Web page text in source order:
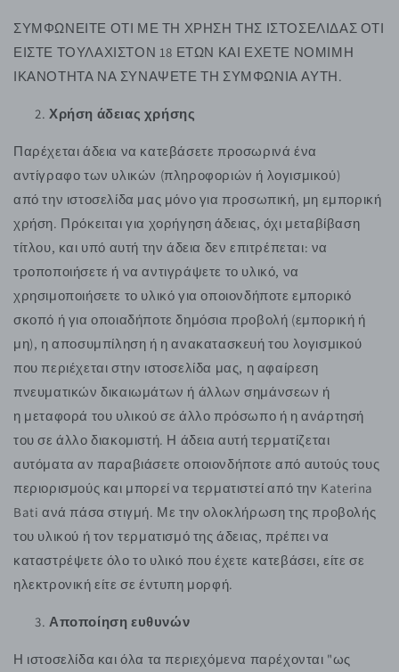
ΣΥΜΦΩΝΕΙΤΕ ΟΤΙ ΜΕ ΤΗ ΧΡΗΣΗ ΤΗΣ ΙΣΤΟΣΕΛΙΔΑΣ ΟΤΙ
ΕΙΣΤΕ ΤΟΥΛΑΧΙΣΤΟΝ 18 ΕΤΩΝ ΚΑΙ ΕΧΕΤΕ ΝΟΜΙΜΗ
ΙΚΑΝΟΤΗΤΑ ΝΑ ΣΥΝΑΨΕΤΕ ΤΗ ΣΥΜΦΩΝΙΑ ΑΥΤΗ.
Χρήση άδειας χρήσης
Παρέχεται άδεια να κατεβάσετε προσωρινά ένα
αντίγραφο των υλικών (πληροφοριών ή λογισμικού)
από την ιστοσελίδα μας μόνο για προσωπική, μη εμπορική
χρήση. Πρόκειται για χορήγηση άδειας, όχι μεταβίβαση
τίτλου, και υπό αυτή την άδεια δεν επιτρέπεται: να
τροποποιήσετε ή να αντιγράψετε το υλικό, να
χρησιμοποιήσετε το υλικό για οποιονδήποτε εμπορικό
σκοπό ή για οποιαδήποτε δημόσια προβολή (εμπορική ή
μη), η αποσυμπίληση ή η ανακατασκευή του λογισμικού
που περιέχεται στην ιστοσελίδα μας, η αφαίρεση
πνευματικών δικαιωμάτων ή άλλων σημάνσεων ή
η μεταφορά του υλικού σε άλλο πρόσωπο ή η ανάρτησή
του σε άλλο διακομιστή. Η άδεια αυτή τερματίζεται
αυτόματα αν παραβιάσετε οποιονδήποτε από αυτούς τους
περιορισμούς και μπορεί να τερματιστεί από την Katerina
Bati ανά πάσα στιγμή. Με την ολοκλήρωση της προβολής
του υλικού ή τον τερματισμό της άδειας, πρέπει να
καταστρέψετε όλο το υλικό που έχετε κατεβάσει, είτε σε
ηλεκτρονική είτε σε έντυπη μορφή.
Αποποίηση ευθυνών
Η ιστοσελίδα και όλα τα περιεχόμενα παρέχονται "ως